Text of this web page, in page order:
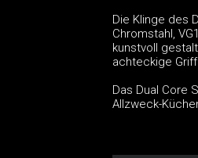
Die Klinge des
Chromstahl,
kunstvoll
achteckige
Das Dual Core
Allzweck-